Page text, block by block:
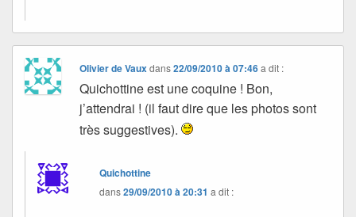
Olivier de Vauxdans22/09/2010 à 07:46 a dit :
Quichottine est une coquine ! Bon,
j’attendrai ! (il faut dire que les photos sont
très suggestives).
Quichottine
dans29/09/2010 à 20:31 a dit :